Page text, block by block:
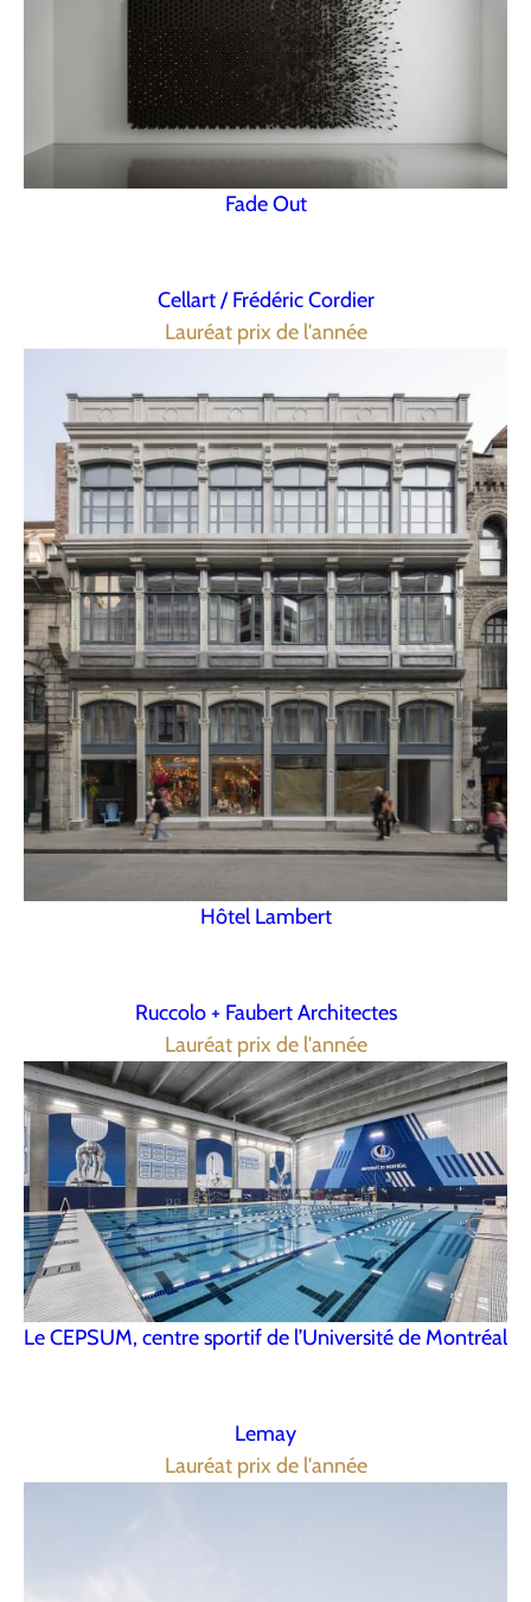
Fade Out
Cellart / Frédéric Cordier
Lauréat prix de l'année
Hôtel Lambert
Ruccolo + Faubert Architectes
Lauréat prix de l'année
Le CEPSUM, centre sportif de l’Université de Montréal
Lemay
Lauréat prix de l'année